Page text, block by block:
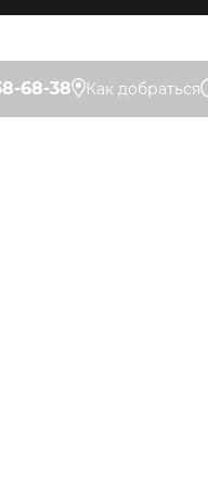
68-38 Как добраться